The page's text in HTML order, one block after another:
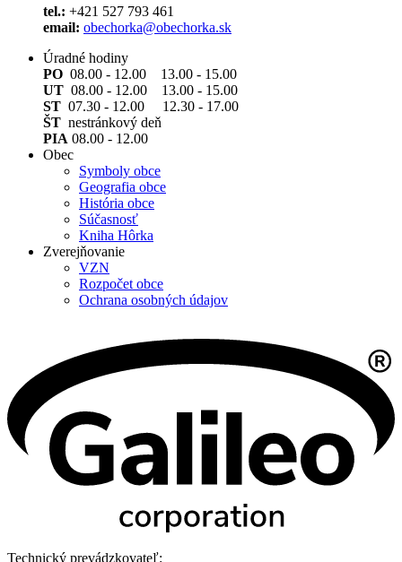
tel.: +421 527 793 461
email: obechorka@obechorka.sk
Úradné hodiny
PO 08.00 - 12.00 13.00 - 15.00
UT 08.00 - 12.00 13.00 - 15.00
ST 07.30 - 12.00 12.30 - 17.00
ŠT nestránkový deň
PIA 08.00 - 12.00
Obec
Symboly obce
Geografia obce
História obce
Súčasnosť
Kniha Hôrka
Zverejňovanie
VZN
Rozpočet obce
Ochrana osobných údajov
Technický prevádzkovateľ: